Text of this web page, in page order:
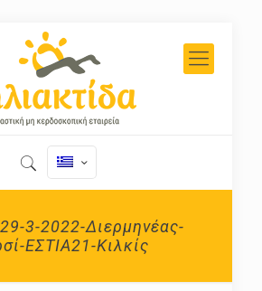
3-2022-Διερμηνέας-
ΕΣΤΙΑ21-Κιλκίς